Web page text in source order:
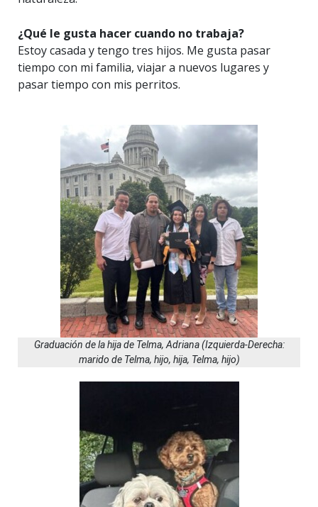
¿Qué le gusta hacer cuando no trabaja?
Estoy casada y tengo tres hijos. Me gusta pasar
tiempo con mi familia, viajar a nuevos lugares y
pasar tiempo con mis perritos.
Graduación de la hija de Telma, Adriana (Izquierda-Derecha:
marido de Telma, hijo, hija, Telma, hijo)